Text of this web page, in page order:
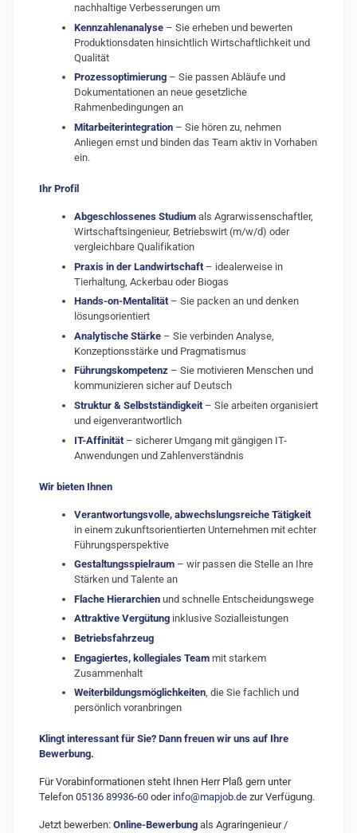
nachhaltige Verbesserungen um
Kennzahlenanalyse – Sie erheben und bewerten
Produktionsdaten hinsichtlich Wirtschaftlichkeit und
Qualität
Prozessoptimierung – Sie passen Abläufe und
Dokumentationen an neue gesetzliche
Rahmenbedingungen an
Mitarbeiterintegration – Sie hören zu, nehmen
Anliegen ernst und binden das Team aktiv in Vorhaben
ein.
Ihr Profil
Abgeschlossenes Studium als Agrarwissenschaftler,
Wirtschaftsingenieur, Betriebswirt (m/w/d) oder
vergleichbare Qualifikation
Praxis in der Landwirtschaft – idealerweise in
Tierhaltung, Ackerbau oder Biogas
Hands-on-Mentalität– Sie packen an und denken
lösungsorientiert
Analytische Stärke – Sie verbinden Analyse,
Konzeptionsstärke und Pragmatismus
Führungskompetenz – Sie motivieren Menschen und
kommunizieren sicher auf Deutsch
Struktur & Selbstständigkeit – Sie arbeiten organisiert
und eigenverantwortlich
IT-Affinität – sicherer Umgang mit gängigen IT-
Anwendungen und Zahlenverständnis
Wir bieten Ihnen
Verantwortungsvolle, abwechslungsreiche Tätigkeit
in einem zukunftsorientierten Unternehmen mit echter
Führungsperspektive
Gestaltungsspielraum – wir passen die Stelle an Ihre
Stärken und Talente an
Flache Hierarchien und schnelle Entscheidungswege
Attraktive Vergütung inklusive Sozialleistungen
Betriebsfahrzeug
Engagiertes, kollegiales Team mit starkem
Zusammenhalt
Weiterbildungsmöglichkeiten, die Sie fachlich und
persönlich voranbringen
Klingt interessant für Sie? Dann freuen wir uns auf Ihre
Bewerbung.
Für Vorabinformationen steht Ihnen Herr Plaß gern unter
Telefon 05136 89936-60 oder info@mapjob.de zur Verfügung.
Jetzt bewerben: Online-Bewerbung als Agraringenieur /